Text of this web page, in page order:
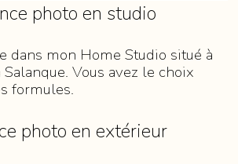
photo en studio
dans mon Home Studio situé à
Vous avez le choix
formules.
photo en extérieur